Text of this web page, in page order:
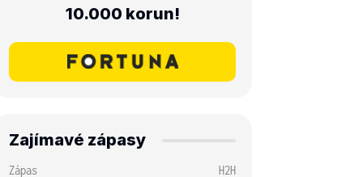
10.000 korun!
Zajímavé zápasy
Zápas
H2H